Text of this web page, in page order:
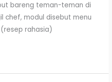
bareng teman-teman di
chef, modul disebut menu
rahasia)